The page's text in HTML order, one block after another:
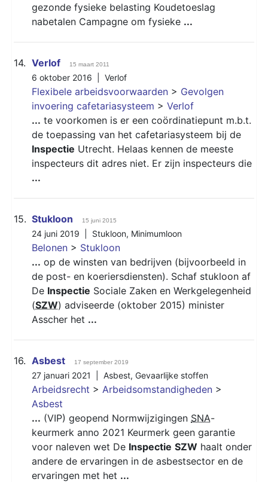
gezonde fysieke belasting Koudetoeslag
nabetalen Campagne om fysieke ...
14. Verlof 15 maart 2011
6 oktober 2016 | Verlof
Flexibele arbeidsvoorwaarden > Gevolgen
invoering cafetariasysteem > Verlof
... te voorkomen is er een coördinatiepunt m.b.t.
de toepassing van het cafetariasysteem bij de
Inspectie Utrecht. Helaas kennen de meeste
inspecteurs dit adres niet. Er zijn inspecteurs die
...
15. Stukloon 15 juni 2015
24 juni 2019 | Stukloon, Minimumloon
Belonen > Stukloon
... op de winsten van bedrijven (bijvoorbeeld in
de post- en koeriersdiensten). Schaf stukloon af
De Inspectie Sociale Zaken en Werkgelegenheid
(SZW) adviseerde (oktober 2015) minister
Asscher het ...
16. Asbest 17 september 2019
27 januari 2021 | Asbest, Gevaarlijke stoffen
Arbeidsrecht > Arbeidsomstandigheden >
Asbest
... (VIP) geopend Normwijzigingen SNA-
keurmerk anno 2021 Keurmerk geen garantie
voor naleven wet De Inspectie SZW haalt onder
andere de ervaringen in de asbestsector en de
ervaringen met het ...